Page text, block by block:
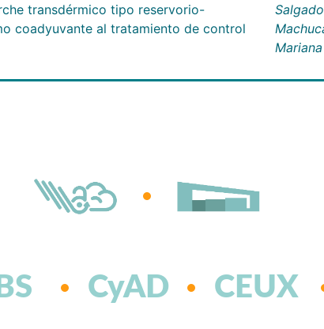
transdérmico tipo reservorio-
coadyuvante al tratamiento de control
Salgado
Mariana
CyAD CEUX